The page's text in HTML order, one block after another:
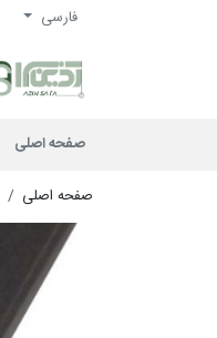
فارسی
صفحه اصلی
صفحه اصلی